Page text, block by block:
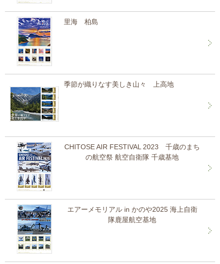
里海 柏島
季節が織りなす美しき山々 上高地
CHITOSE AIR FESTIVAL 2023 千歳のまち
の航空祭 航空自衛隊 千歳基地
エアーメモリアル in かのや2025 海上自衛
隊鹿屋航空基地